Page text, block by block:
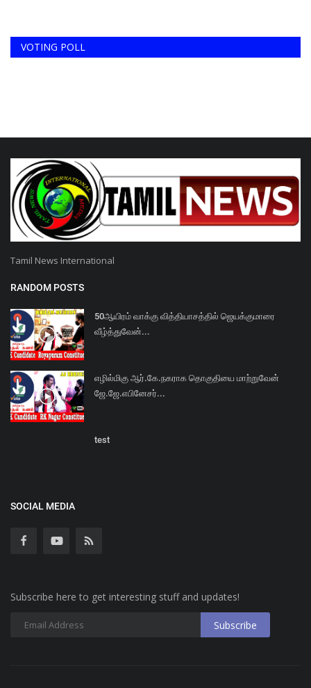
VOTING POLL
Tamil News International
RANDOM POSTS
50ஆயிரம் வாக்கு வித்தியாசத்தில் ஜெயக்குமாரை
வீழ்த்துவேன்...
எழில்மிகு ஆர்.கே.நகராக தொகுதியை மாற்றுவேன்
ஜே.ஜே.எபினேசர்...
test
SOCIAL MEDIA
Subscribe here to get interesting stuff and updates!